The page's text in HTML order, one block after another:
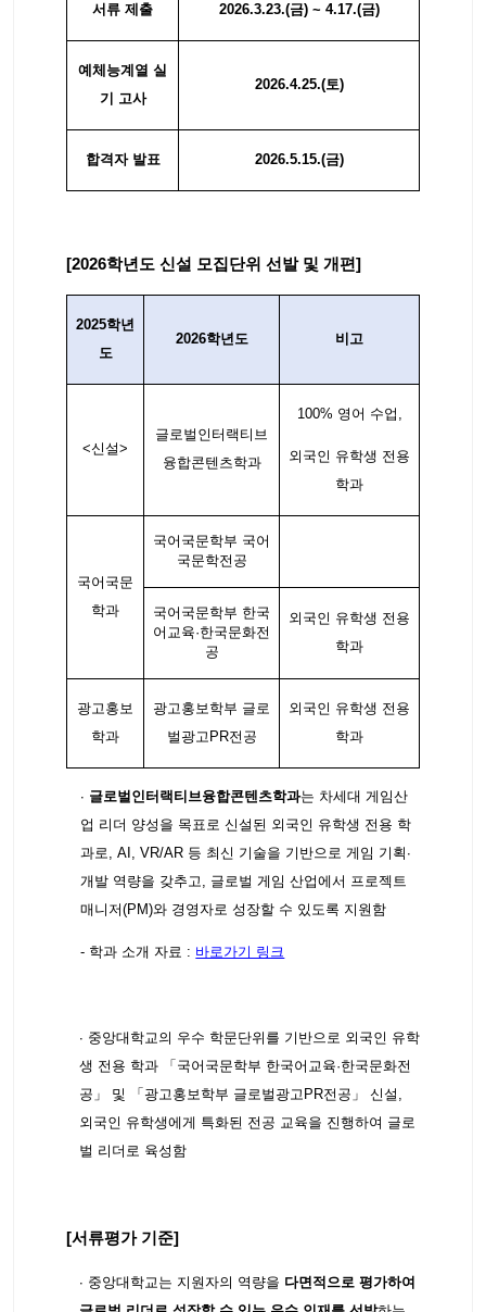
서류 제출 2026.3.23.(금) ~ 4.17.(금)
예체능계열 실
기 고사
2026.4.25.(토)
합격자 발표 2026.5.15.(금)
[2026학년도 신설 모집단위 선발 및 개편]
2025학년
도
2026학년도 비고
<신설>
글로벌인터랙티브
융합콘텐츠학과
100% 영어 수업,
외국인 유학생 전용
학과
국어국문
학과
국어국문학부 국어
국문학전공
국어국문학부 한국
어교육·한국문화전
공
외국인 유학생 전용
학과
광고홍보
학과
광고홍보학부 글로
벌광고PR전공
외국인 유학생 전용
학과
∙ 글로벌인터랙티브융합콘텐츠학과는 차세대 게임산
업 리더 양성을 목표로 신설된 외국인 유학생 전용 학
과로, AI, VR/AR 등 최신 기술을 기반으로 게임 기획∙
개발 역량을 갖추고, 글로벌 게임 산업에서 프로젝트
매니저(PM)와 경영자로 성장할 수 있도록 지원함
- 학과 소개 자료 : 바로가기 링크
∙ 중앙대학교의 우수 학문단위를 기반으로 외국인 유학
생 전용 학과 「국어국문학부 한국어교육·한국문화전
공」 및 「광고홍보학부 글로벌광고PR전공」 신설,
외국인 유학생에게 특화된 전공 교육을 진행하여 글로
벌 리더로 육성함
[서류평가 기준]
∙ 중앙대학교는 지원자의 역량을 다면적으로 평가하여